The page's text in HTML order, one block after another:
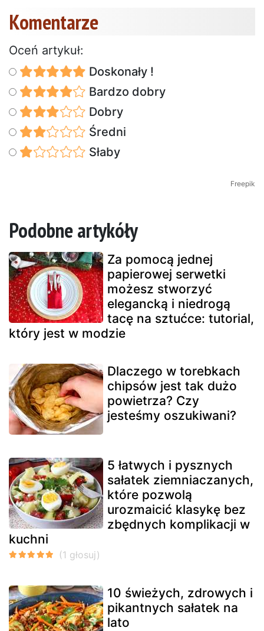
Komentarze
Oceń artykuł:
Doskonały !
Bardzo dobry
Dobry
Średni
Słaby
Freepik
Podobne artykóły
Za pomocą jednej
papierowej serwetki
możesz stworzyć
elegancką i niedrogą
tacę na sztućce: tutorial,
który jest w modzie
Dlaczego w torebkach
chipsów jest tak dużo
powietrza? Czy
jesteśmy oszukiwani?
5 łatwych i pysznych
sałatek ziemniaczanych,
które pozwolą
urozmaicić klasykę bez
zbędnych komplikacji w
kuchni
10 świeżych, zdrowych i
pikantnych sałatek na
lato